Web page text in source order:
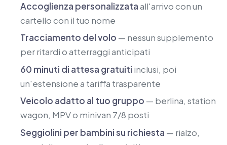
Accoglienza personalizzataall'arrivo con un
cartello con il tuo nome
Tracciamento del volo — nessun supplemento
per ritardi o atterraggi anticipati
60 minuti di attesa gratuiti inclusi, poi
un'estensione a tariffa trasparente
Veicolo adatto al tuo gruppo — berlina, station
wagon, MPV o minivan 7/8 posti
Seggiolini per bambini su richiesta — rialzo,